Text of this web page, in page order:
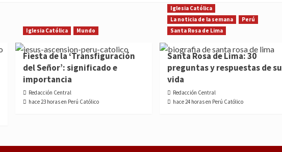
Iglesia Católica Mundo
Fiesta de la ‘Transfiguración
del Señor’: significado e
importancia
Redacción Central
hace 23 horas en Perú Católico
Iglesia Católica
La noticia de la semana
Perú
Santa Rosa de Lima
Santa Rosa de Lima: 30
preguntas y respuestas de su
vida
Redacción Central
hace 24 horas en Perú Católico